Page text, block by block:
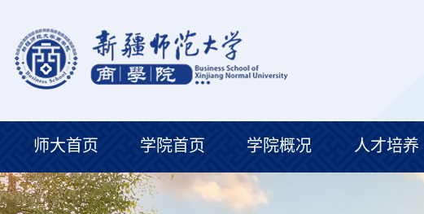
师大首页 学院首页 学院概况 人才培养